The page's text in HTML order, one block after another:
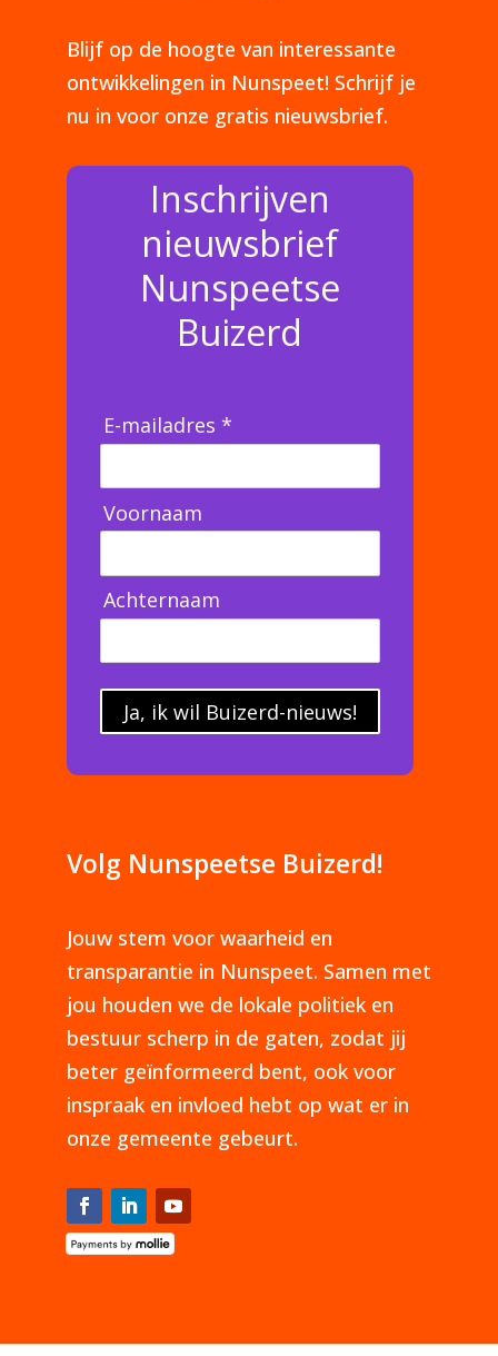
Blijf op de hoogte van interessante
ontwikkelingen in Nunspeet! Schrijf je
nu in voor onze gratis nieuwsbrief.
Inschrijven
nieuwsbrief
Nunspeetse
Buizerd
E-mailadres *
Voornaam
Achternaam
Ja, ik wil Buizerd-nieuws!
Volg Nunspeetse Buizerd!
Jouw stem voor waarheid en
transparantie in Nunspeet. Samen met
jou houden we de lokale politiek en
bestuur scherp in de gaten, zodat jij
beter geïnformeerd bent, ook voor
inspraak en invloed hebt op wat er in
onze gemeente gebeurt.